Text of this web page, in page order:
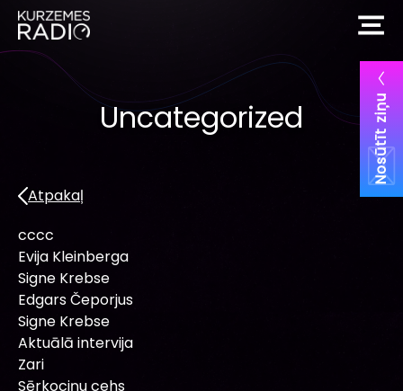
Nosūtīt ziņu
Uncategorized
Atpakaļ
cccc
Evija Kleinberga
Signe Krebse
Edgars Čeporjus
Signe Krebse
Aktuālā intervija
Zari
Sērkociņu cehs